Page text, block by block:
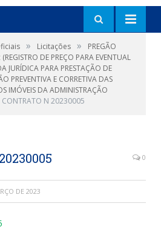
» Licitações »
PREGÃO
DE PREÇO PARA EVENTUAL
JURÍDICA PARA PRESTAÇÃO DE
PREVENTIVA E CORRETIVA DAS
IMÓVEIS DA ADMINISTRAÇÃO
CONTRATO N 20230005
0
DE 2023